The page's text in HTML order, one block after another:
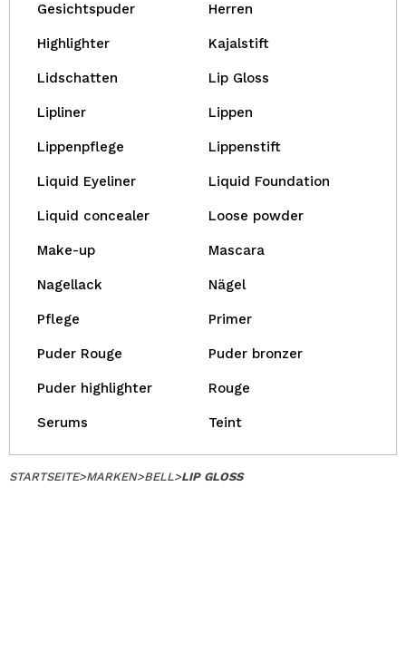
Gesichtspuder Herren
Highlighter Kajalstift
Lidschatten Lip Gloss
Lipliner Lippen
Lippenpflege Lippenstift
Liquid Eyeliner Liquid Foundation
Liquid concealer Loose powder
Make-up Mascara
Nagellack Nägel
Pflege Primer
Puder Rouge Puder bronzer
Puder highlighter Rouge
Serums Teint
STARTSEITE>MARKEN>BELL>LIP GLOSS